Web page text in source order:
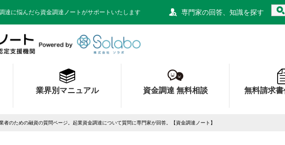
達に悩んだら資金調達ノートがサポートいたします 専門家の回答、知識を探す
業界別マニュアル 資金調達 無料相談 無料請求
のための融資の質問ページ。起業資金調達について質問に専門家が回答。【資金調達ノート】